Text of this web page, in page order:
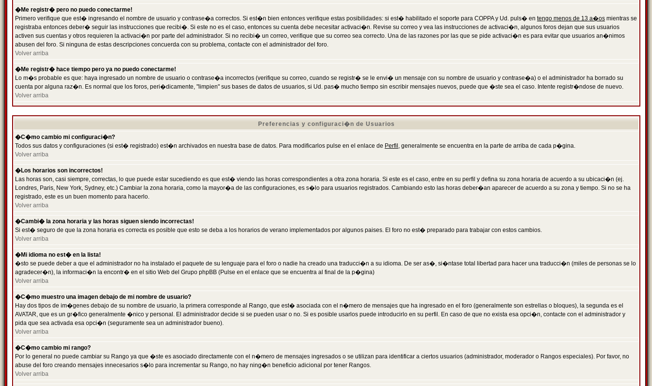
�Me registr� pero no puedo conectarme!
Primero verifique que est� ingresando el nombre de usuario y contrase�a correctos. Si est�n bien entonces verifique estas posibilidades: si est� habilitado el soporte para COPPA y Ud. puls� en tengo menos de 13 a�os mientras se
registraba entonces deber� seguir las instrucciones que recibi�. Si este no es el caso, entonces su cuenta debe necesitar activaci�n. Revise su correo y vea las instrucciones de activaci�n, algunos foros dejan que sus usuarios
activen sus cuentas y otros requieren la activaci�n por parte del administrador. Si no recibi� un correo, verifique que su correo sea correcto. Una de las razones por las que se pide activaci�n es para evitar que usuarios an�nimos
abusen del foro. Si ninguna de estas descripciones concuerda con su problema, contacte con el administrador del foro.
Volver arriba
�Me registr� hace tiempo pero ya no puedo conectarme!
Lo m�s probable es que: haya ingresado un nombre de usuario o contrase�a incorrectos (verifique su correo, cuando se registr� se le envi� un mensaje con su nombre de usuario y contrase�a) o el administrador ha borrado su
cuenta por alguna raz�n. Es normal que los foros, peri�dicamente, "limpien" sus bases de datos de usuarios, si Ud. pas� mucho tiempo sin escribir mensajes nuevos, puede que �ste sea el caso. Intente registr�ndose de nuevo.
Volver arriba
Preferencias y configuraci�n de Usuarios
�C�mo cambio mi configuraci�n?
Todos sus datos y configuraciones (si est� registrado) est�n archivados en nuestra base de datos. Para modificarlos pulse en el enlace de Perfil , generalmente se encuentra en la parte de arriba de cada p�gina.
Volver arriba
�Los horarios son incorrectos!
Las horas son, casi siempre, correctas, lo que puede estar sucediendo es que est� viendo las horas correspondientes a otra zona horaria. Si este es el caso, entre en su perfil y defina su zona horaria de acuerdo a su ubicaci�n (ej.
Londres, Paris, New York, Sydney, etc.) Cambiar la zona horaria, como la mayor�a de las configuraciones, es s�lo para usuarios registrados. Cambiando esto las horas deber�an aparecer de acuerdo a su zona y tiempo. Si no se ha
registrado, este es un buen momento para hacerlo.
Volver arriba
�Cambi� la zona horaria y las horas siguen siendo incorrectas!
Si est� seguro de que la zona horaria es correcta es posible que esto se deba a los horarios de verano implementados por algunos paises. El foro no est� preparado para trabajar con estos cambios.
Volver arriba
�Mi idioma no est� en la lista!
�sto se puede deber a que el administrador no ha instalado el paquete de su lenguaje para el foro o nadie ha creado una traducci�n a su idioma. De ser as�, si�ntase total libertad para hacer una traducci�n (miles de personas se lo
agradecer�n), la informaci�n la encontr� en el sitio Web del Grupo phpBB (Pulse en el enlace que se encuentra al final de la p�gina)
Volver arriba
�C�mo muestro una imagen debajo de mi nombre de usuario?
Hay dos tipos de im�genes debajo de su nombre de usuario, la primera corresponde al Rango, que est� asociada con el n�mero de mensajes que ha ingresado en el foro (generalmente son estrellas o bloques), la segunda es el
AVATAR, que es un gr�fico generalmente �nico y personal. El administrador decide si se pueden usar o no. Si es posible usarlos puede introducirlo en su perfil. En caso de que no exista esa opci�n, contacte con el administrador y
pida que sea activada esa opci�n (seguramente sea un administrador bueno).
Volver arriba
�C�mo cambio mi rango?
Por lo general no puede cambiar su Rango ya que �ste es asociado directamente con el n�mero de mensajes ingresados o se utilizan para identificar a ciertos usuarios (administrador, moderador o Rangos especiales). Por favor, no
abuse del foro creando mensajes innecesarios s�lo para incrementar su Rango, no hay ning�n beneficio adicional por tener Rangos.
Volver arriba